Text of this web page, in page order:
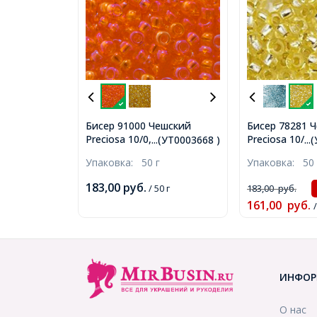
...(УТ0003668 )
Бисер 91000 Чешский
Preciosa 10/0, Прозрачный
Круглый, (УТ0003668)
Упаковка: 50 г
183,00 руб. / 50 г
Бисер 78281
Preciosa 10/0,
Круглый,
Упаковка: 50
183,00руб.
161,00 руб.
О нас